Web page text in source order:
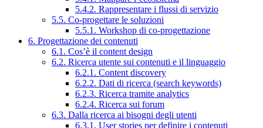
5.4.2. Rappresentare i flussi di servizio
5.5. Co-progettare le soluzioni
5.5.1. Workshop di co-progettazione
6. Progettazione dei contenuti
6.1. Cos’è il content design
6.2. Ricerca utente sui contenuti e il linguaggio
6.2.1. Content discovery
6.2.2. Dati di ricerca (search keywords)
6.2.3. Ricerca tramite analytics
6.2.4. Ricerca sui forum
6.3. Dalla ricerca ai bisogni degli utenti
6.3.1. User stories per definire i contenuti